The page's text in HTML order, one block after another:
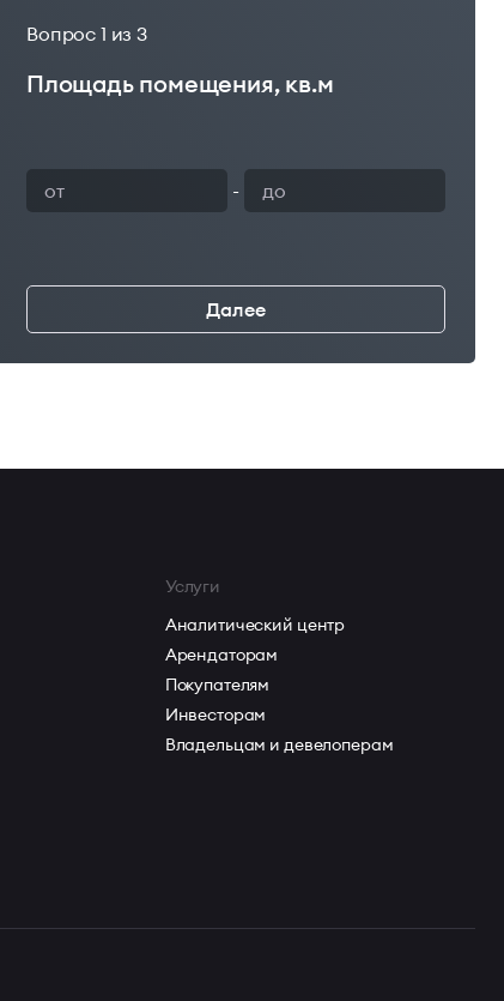
Вопрос 1 из 3
Площадь помещения, кв.м
-
Далее
Услуги
Аналитический центр
Арендаторам
Покупателям
Инвесторам
Владельцам и девелоперам